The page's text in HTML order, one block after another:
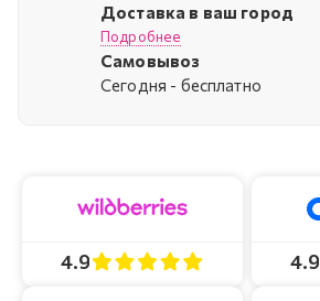
Доставка в ваш город
Подробнее
Самовывоз
Cегодня - бесплатно
4.9 4.9